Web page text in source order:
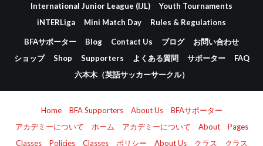
International Junior League (IJL)
Youth Tournaments
iNTERLiga
Mini Match Day Rules & Regulations
BFAサポーター Blog Contact Us ブログ
お問い合わせ
ショップ
Shop Supporters よくある質問 サポーター
FAQ
六本木（英語サッカーサークル）
Home BFA Supporters About Us
BFAサポーター
アカデミーについて
ホーム アカデミーについて About
Pages
Classes
Policies Classes ポリシー About Us クラス クラス